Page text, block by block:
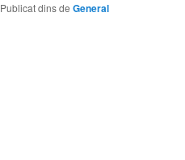
Publicat dins de General